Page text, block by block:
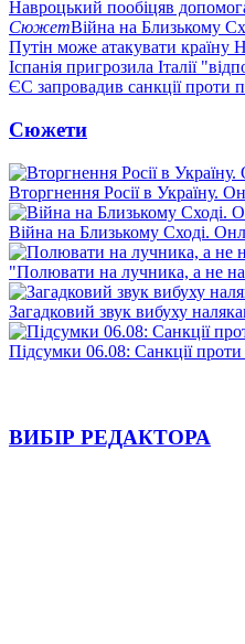
Навроцький пообіцяв
СюжетВійна на Близькому
Путін може атакувати країну
Іспанія пригрозила Італії
ЄС запровадив санкції проти
Сюжети
Вторгнення Росії в Україну.
Війна на Близькому Сході.
"Полювати на лучника, а не на
Загадковий звук вибуху
Підсумки 06.08: Санкції
ВИБІР РЕДАКТОРА